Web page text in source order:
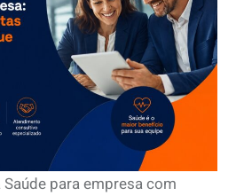
para empresa com